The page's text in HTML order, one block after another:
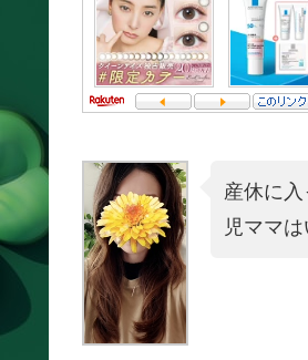
産休に
児ママ